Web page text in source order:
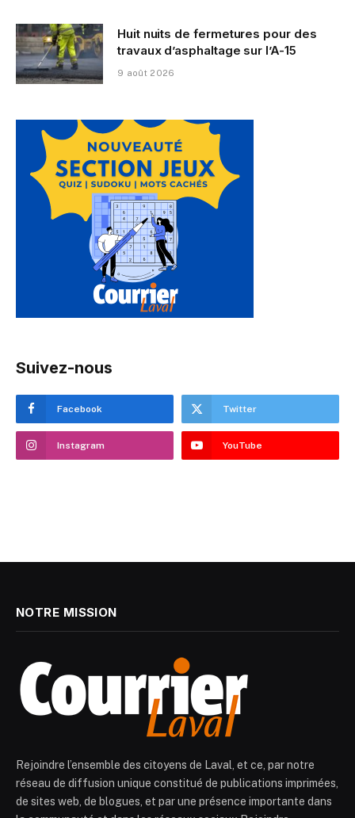
Huit nuits de fermetures pour des
travaux d’asphaltage sur l’A-15
9 août 2026
Suivez-nous
Facebook Twitter
Instagram YouTube
NOTRE MISSION
Rejoindre l’ensemble des citoyens de Laval, et ce, par notre
réseau de diffusion unique constitué de publications imprimées,
de sites web, de blogues, et par une présence importante dans